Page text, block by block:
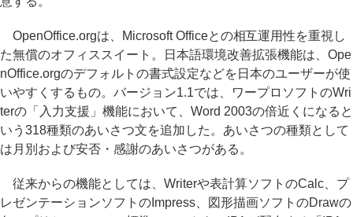
OpenOffice.orgは、Microsoft Officeとの相互運用性を重視し
た無償のオフィススイート。日本語環境改善拡張機能は、Ope
nOffice.orgのデフォルトの書式設定などを日本のユーザーが使
いやすくするもの。バージョン1.1では、ワープロソフトのWri
terの「入力支援」機能において、Word 2003の倍近くになると
いう318種類のあいさつ文を追加した。あいさつの種類として
は月別および安否・感謝のあいさつがある。
従来からの機能としては、Writerや表計算ソフトのCalc、プ
レゼンテーションソフトのImpress、図形描画ソフトのDrawの